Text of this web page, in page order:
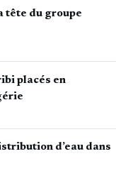
tête du groupe
placés en
d’eau dans